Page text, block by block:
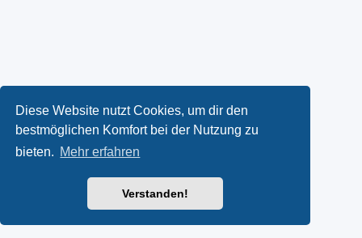
Diese Website nutzt Cookies, um dir den
bestmöglichen Komfort bei der Nutzung zu
bieten. Mehr erfahren
Verstanden!